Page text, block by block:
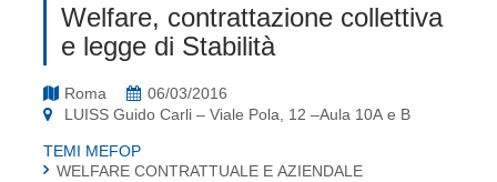
Welfare, contrattazione collettiva
e legge di Stabilità
Roma
06/03/2016
LUISS Guido Carli – Viale Pola, 12 –Aula 10A e B
TEMI MEFOP
WELFARE CONTRATTUALE E AZIENDALE